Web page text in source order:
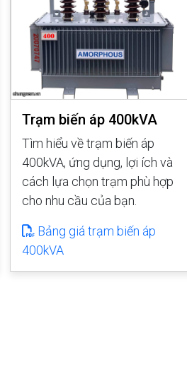
Trạm biến áp 400kVA
Tìm hiểu về trạm biến áp
400kVA, ứng dụng, lợi ích và
cách lựa chọn trạm phù hợp
cho nhu cầu của bạn.
Bảng giá trạm biến áp
400kVA